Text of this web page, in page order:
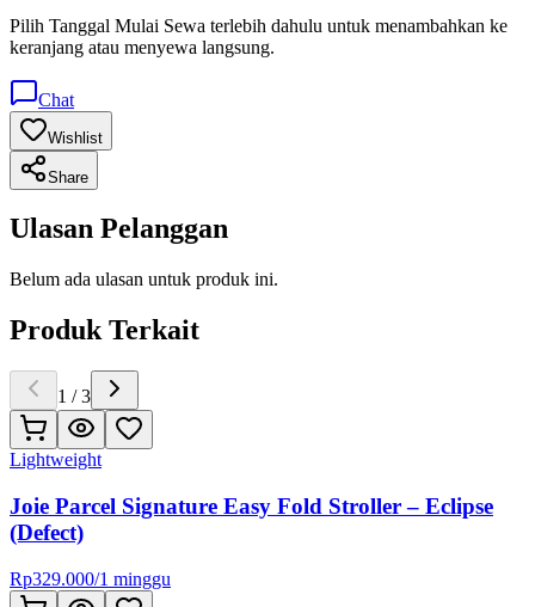
Pilih Tanggal Mulai Sewa terlebih dahulu untuk menambahkan ke
keranjang atau menyewa langsung.
Chat
Wishlist
Share
Ulasan Pelanggan
Belum ada ulasan untuk produk ini.
Produk Terkait
1 /3
Lightweight
Joie Parcel Signature Easy Fold Stroller – Eclipse
(Defect)
Rp329.000/1 minggu